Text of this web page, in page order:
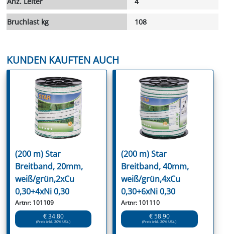
Bruchlast kg 108
KUNDEN KAUFTEN AUCH
(200 m) Star
Breitband, 20mm,
weiß/grün,2xCu
0,30+4xNi 0,30
Artnr: 101109
€ 34.80
(Preis inkl. 20% USt.)
(200 m) Star
Breitband, 40mm,
weiß/grün,4xCu
0,30+6xNi 0,30
Artnr: 101110
€ 58.90
(Preis inkl. 20% USt.)